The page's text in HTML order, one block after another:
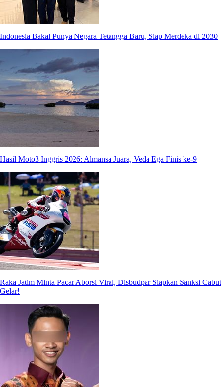
Indonesia Bakal Punya Negara Tetangga Baru, Siap Merdeka di 2030
Hasil Moto3 Inggris 2026: Almansa Juara, Veda Ega Finis ke-9
Raka Jatim Minta Pacar Aborsi Viral, Disbudpar Siapkan Sanksi Cabut
Gelar!